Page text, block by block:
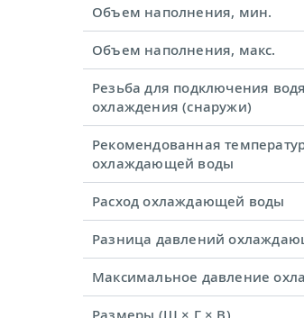
Объем наполнения, мин.
Объем наполнения, макс.
Резьба для подключения
охлаждения (снаружи)
Рекомендованная
охлаждающей воды
Расход охлаждающей воды
Разница давлений
Максимальное давление